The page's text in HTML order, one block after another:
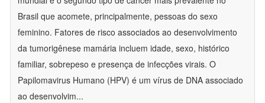
Brasil que acomete, principalmente, pessoas do sexo
feminino. Fatores de risco associados ao desenvolvimento
da tumorigênese mamária incluem idade, sexo, histórico
familiar, sobrepeso e presença de infecções virais. O
Papilomavirus Humano (HPV) é um vírus de DNA associado
ao desenvolvim...